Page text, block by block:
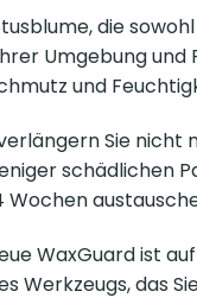
die
Umgebung
und
Sie
schädlichen
Wochen
WaxGuard ist
Werkzeugs, das